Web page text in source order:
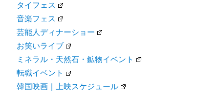
タイフェス
音楽フェス
芸能人ディナーショー
お笑いライブ
ミネラル・天然石・鉱物イベント
転職イベント
韓国映画｜上映スケジュール